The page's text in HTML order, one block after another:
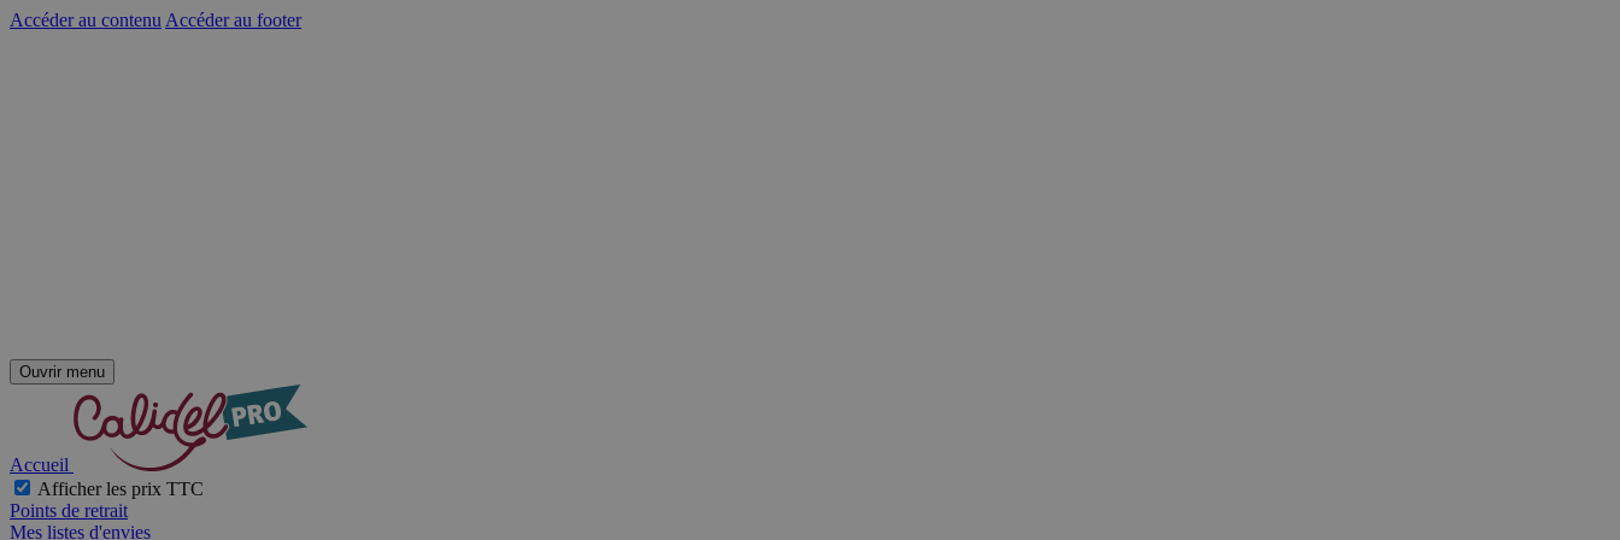
Accéder au contenu Accéder au footer
Ouvrir menu
Accueil
Afficher les prix TTC
Points de retrait
Mes listes d'envies